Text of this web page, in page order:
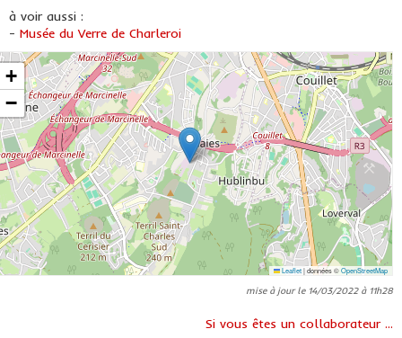
à voir aussi :
Musée du Verre de Charleroi
+
−
Leaflet|données ©OpenStreetMap
mise à jour le 14/03/2022 à 11h28
Si vous êtes un collaborateur ...